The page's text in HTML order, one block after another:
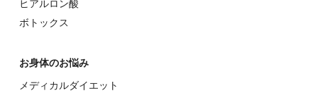
ヒアルロン酸
ボトックス
お⾝体のお悩み
メディカルダイエット